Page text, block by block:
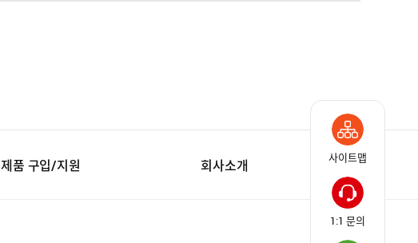
사이트맵
1:1 문의
제품 구입/지원 회사소개